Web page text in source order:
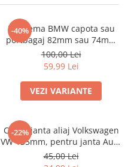
-40%
Emblema BMW capota sau
portbagaj 82mm sau 74mm
(51 14-8132375)
100,00 Lei
59,99 Lei
VEZI VARIANTE
-22%
Capac janta aliaj Volkswagen
VW 135mm, pentru janta Audi
4F0601165N
45,00 Lei